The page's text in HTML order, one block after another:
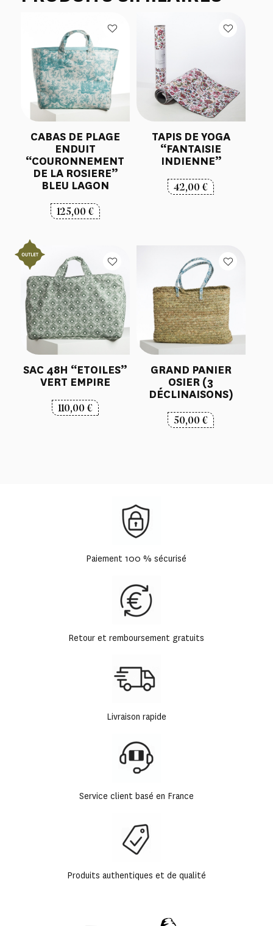
CABAS DE PLAGE
ENDUIT
“COURONNEMENT
DE LA ROSIERE”
BLEU LAGON
125,00€
TAPIS DE YOGA
“FANTAISIE
INDIENNE”
42,00€
SAC 48H “ETOILES”
VERT EMPIRE
110,00€
GRAND PANIER
OSIER (3
DÉCLINAISONS)
50,00€
Paiement 100 % sécurisé
Retour et remboursement gratuits
Livraison rapide
Service client basé en France
Produits authentiques et de qualité